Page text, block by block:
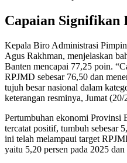
Capaian
Kepala Biro Administrasi
Agus Rakhman, menjelaskan
Banten mencapai 77,25 poin.
RPJMD sebesar 76,50 dan
tujuh besar nasional dalam
keterangan resminya, Jumat (20/
Pertumbuhan ekonomi Provinsi
tercatat positif, tumbuh sebesar
ini telah melampaui target
yaitu 5,20 persen pada 2025